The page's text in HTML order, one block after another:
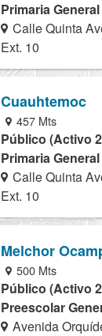
Primaria
Calle Quinta
Ext. 10
Cuauhtemoc
457 Mts
Público (Activo
Primaria
Calle Quinta
Ext. 10
Melchor
500 Mts
Público (Activo
Preescolar
Avenida